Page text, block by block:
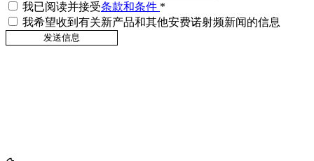
我已阅读并接受条款和条件 *
我希望收到有关新产品和其他安费诺射频新闻的信息